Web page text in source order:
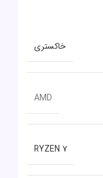
خاکستری
AMD
RYZEN 7